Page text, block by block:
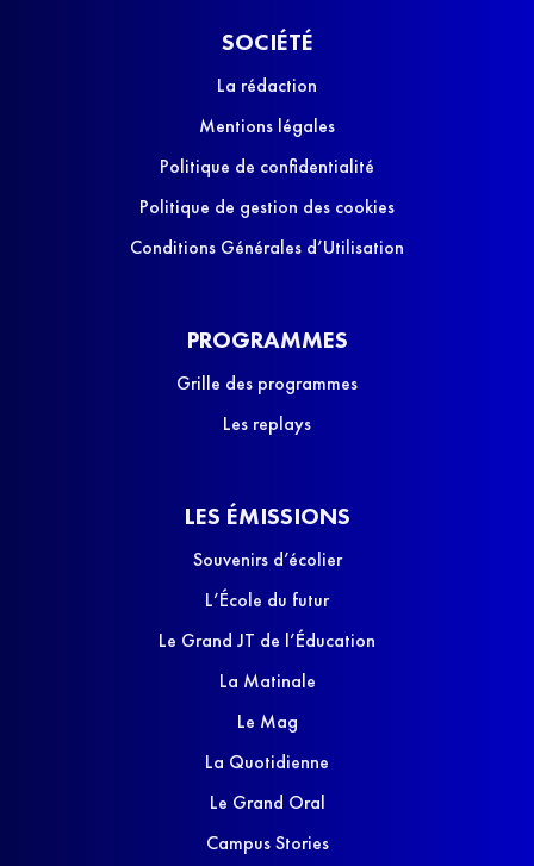
SOCIÉTÉ
La rédaction
Mentions légales
Politique de confidentialité
Politique de gestion des cookies
Conditions Générales d’Utilisation
PROGRAMMES
Grille des programmes
Les replays
LES ÉMISSIONS
Souvenirs d’écolier
L’École du futur
Le Grand JT de l’Éducation
La Matinale
Le Mag
La Quotidienne
Le Grand Oral
Campus Stories